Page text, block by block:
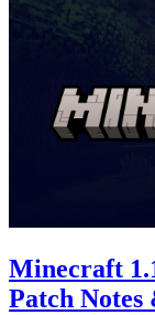
Minecraft
Patch